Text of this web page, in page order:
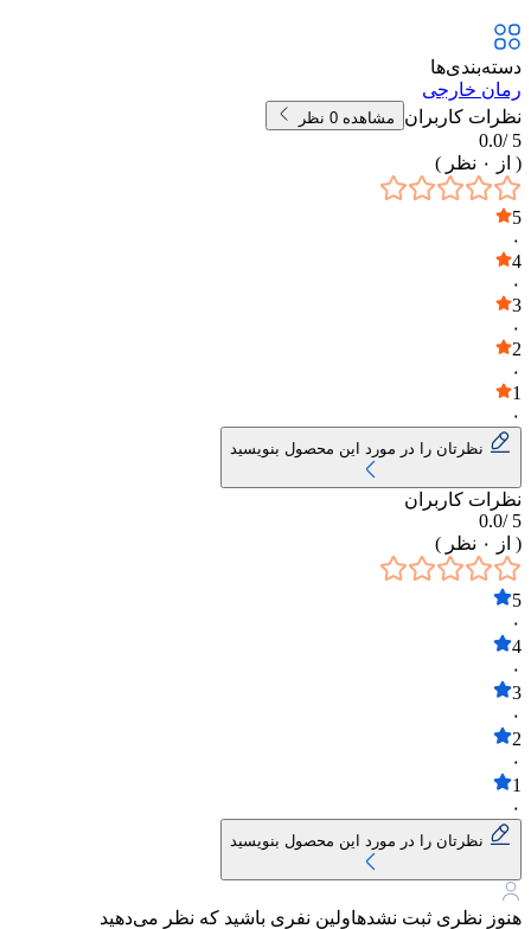
دسته‌بندی‌ها
رمان خارجی
نظرات کاربران
مشاهده 0 نظر
5 /
0.0
( از
۰ نظر )
5
۰
4
۰
3
۰
2
۰
1
۰
نظرتان را در مورد این محصول بنویسید
نظرات کاربران
5 /
0.0
( از
۰ نظر )
5
۰
4
۰
3
۰
2
۰
1
۰
نظرتان را در مورد این محصول بنویسید
هنوز نظری ثبت نشدهاولین نفری باشید که نظر می‌دهید